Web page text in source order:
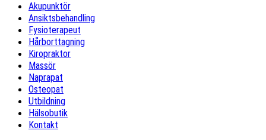
Akupunktör
Ansiktsbehandling
Fysioterapeut
Hårborttagning
Kiropraktor
Massör
Naprapat
Osteopat
Utbildning
Hälsobutik
Kontakt